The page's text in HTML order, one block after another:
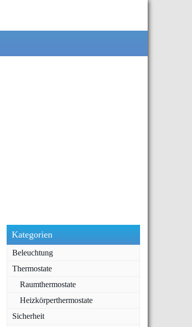
Kategorien
Beleuchtung
Thermostate
Raumthermostate
Heizkörperthermostate
Sicherheit